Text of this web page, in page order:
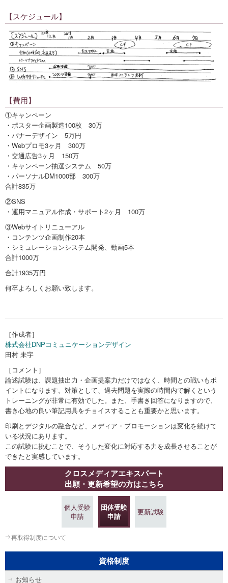
【スケジュール】
【費用】
①キャンペーン
・ポスター企画製造100枚 30万
・バナーデザイン 5万円
・Webプロモ3ヶ月 300万
・交通広告3ヶ月 150万
・キャンペーン抽選システム 50万
・パーソナルDM1000部 300万
合計835万
②SNS
・運用マニュアル作成・サポート2ヶ月 100万
③Webサイトリニューアル
・コンテンツ企画制作20本
・シミュレーションシステム開発、動画5本
合計1000万
合計1935万円
何卒よろしくお願い致します。
［作成者］
株式会社DNPコミュニケーションデザイン
田村 未宇
［コメント］
論述試験は、課題抽出力・企画提案力だけではなく、時間との戦いもポ
イントになります。対策として、過去問題を実際の時間内で解くという
トレーニングが非常に有効でした。また、手書き回答になりますので、
書き心地の良い筆記用具をチョイスすることも重要かと思います。
印刷とデジタルの融合など、メディア・プロモーションは変化を続けて
いる状況にあります。
この試験に挑むことで、そうした変化に対応する力を成長させることが
できたと実感しています。
クロスメディアエキスパート
出願・更新希望の方はこちら
個人受験
申請
団体受験
申請
更新試験
再取得制度について
資格制度
お知らせ